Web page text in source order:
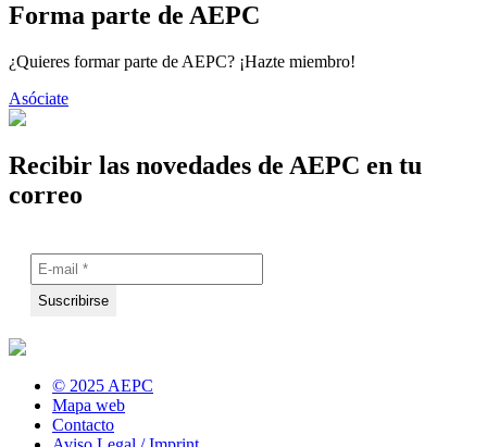
Forma parte de AEPC
¿Quieres formar parte de AEPC? ¡Hazte miembro!
Asóciate
Recibir las novedades de AEPC en tu
correo
© 2025 AEPC
Mapa web
Contacto